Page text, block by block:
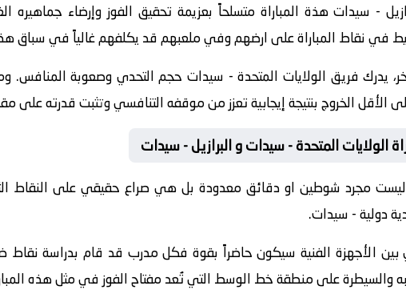
- سيدات هذة المباراة متسلحاً بعزيمة تحقيق الفوز وإرضاء جماهيره
في نقاط المباراة على ارضهم وفي ملعبهم قد يكلفهم غالياً في سباق
يدرك فريق الولايات المتحدة - سيدات حجم التحدي وصعوبة المنافس.
الأقل الخروج بنتيجة إيجابية تعزز من موقفه التنافسي وتثبت قدرته على
الولايات المتحدة - سيدات و البرازيل - سيدات
ليست مجرد شوطين او دقائق معدودة بل هي صراع حقيقي على النقاط
دولية - سيدات.
بين الأجهزة الفنية سيكون حاضراً بقوة فكل مدرب قد قام بدراسة
والسيطرة على منطقة خط الوسط التي تُعد مفتاح الفوز في مثل هذه